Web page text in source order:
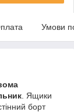
Умови
. Ящики
борт